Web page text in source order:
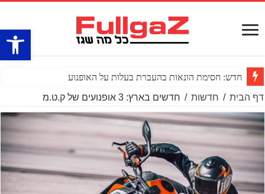
פתח
חדש: חסימת הונאות בהעברת בעלות על האופנוע
דף הבית / חדשות / חדשים בארץ: 3 אופנועים של ק.ט.מ